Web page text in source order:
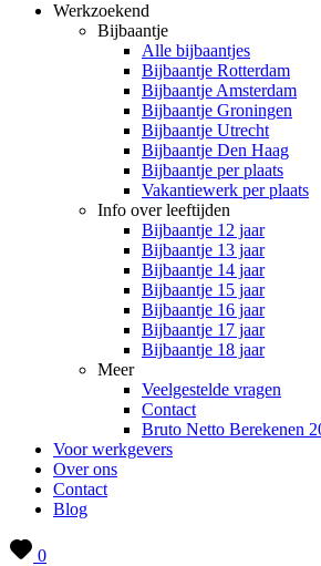
Werkzoekend
Bijbaantje
Alle bijbaantjes
Bijbaantje Rotterdam
Bijbaantje Amsterdam
Bijbaantje Groningen
Bijbaantje Utrecht
Bijbaantje Den Haag
Bijbaantje per plaats
Vakantiewerk per plaats
Info over leeftijden
Bijbaantje 12 jaar
Bijbaantje 13 jaar
Bijbaantje 14 jaar
Bijbaantje 15 jaar
Bijbaantje 16 jaar
Bijbaantje 17 jaar
Bijbaantje 18 jaar
Meer
Veelgestelde vragen
Contact
Bruto Netto Berekenen
Voor werkgevers
Over ons
Contact
Blog
0